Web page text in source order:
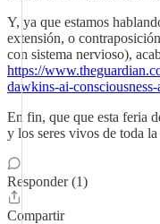
Y, ya que estamos
extensión, o
con sistema nervioso),
https://
dawkins-ai-
En fin, que que esta feria
y los seres vivos de toda
Responder (1)
Compartir